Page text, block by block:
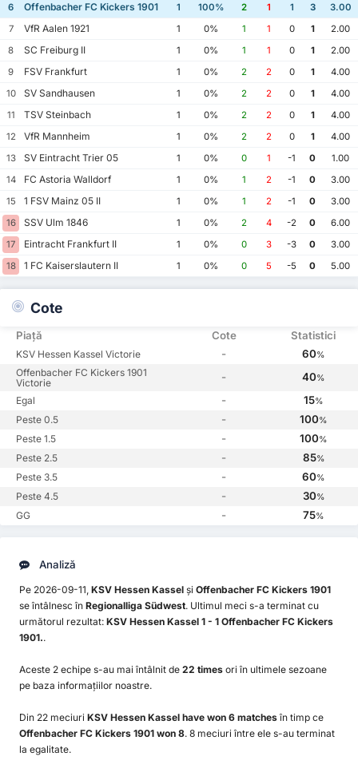
6
Offenbacher FC Kickers 1901 1 100% 2 1 1 3
3.00
7
VfR Aalen 1921 1 0% 1 1 0 1
2.00
8
SC Freiburg II 1 0% 1 1 0 1
2.00
9
FSV Frankfurt 1 0% 2 2 0 1
4.00
10
SV Sandhausen 1 0% 2 2 0 1
4.00
11
TSV Steinbach 1 0% 2 2 0 1
4.00
12
VfR Mannheim 1 0% 2 2 0 1
4.00
13
SV Eintracht Trier 05 1 0% 0 1 -1 0
1.00
14
FC Astoria Walldorf 1 0% 1 2 -1 0
3.00
15
1 FSV Mainz 05 II 1 0% 1 2 -1 0
3.00
16
SSV Ulm 1846 1 0% 2 4 -2 0
6.00
17
Eintracht Frankfurt II 1 0% 0 3 -3 0
3.00
18
1 FC Kaiserslautern II 1 0% 0 5 -5 0 5.00
Cote
Piață Cote Statistici
KSV Hessen Kassel Victorie - 60%
Offenbacher FC Kickers 1901
Victorie
- 40%
Egal - 15%
Peste 0.5 - 100%
Peste 1.5 - 100%
Peste 2.5 - 85%
Peste 3.5 - 60%
Peste 4.5 - 30%
GG - 75%
Analiză
Pe 2026-09-11, KSV Hessen Kassel și Offenbacher FC Kickers 1901
se întâlnesc în Regionalliga Südwest. Ultimul meci s-a terminat cu
următorul rezultat: KSV Hessen Kassel 1 - 1 Offenbacher FC Kickers
1901..
Aceste 2 echipe s-au mai întâlnit de 22 times ori în ultimele sezoane
pe baza informațiilor noastre.
Din 22 meciuri KSV Hessen Kassel have won 6 matchesîn timp ce
Offenbacher FC Kickers 1901 won 8. 8 meciuri între ele s-au terminat
la egalitate.